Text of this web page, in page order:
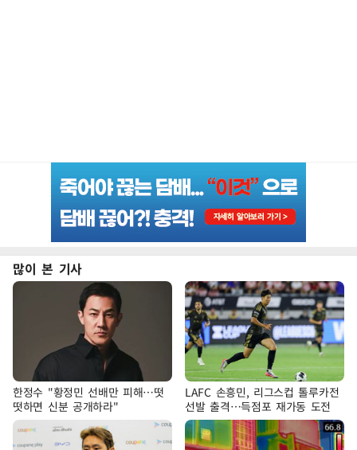
많이 본 기사
한정수 "황정민 선배만 피해…떳
떳하면 신분 공개하라"
LAFC 손흥민, 리그스컵 톨루카전
선발 출격…득점포 재가동 도전